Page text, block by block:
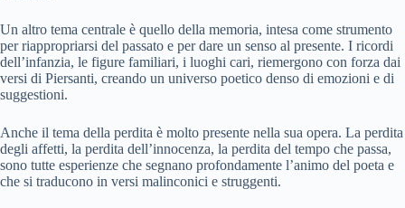
Un altro tema centrale è quello della memoria, intesa come strumento
per riappropriarsi del passato e per dare un senso al presente. I ricordi
dell’infanzia, le figure familiari, i luoghi cari, riemergono con forza dai
versi di Piersanti, creando un universo poetico denso di emozioni e di
suggestioni.
Anche il tema della perdita è molto presente nella sua opera. La perdita
degli affetti, la perdita dell’innocenza, la perdita del tempo che passa,
sono tutte esperienze che segnano profondamente l’animo del poeta e
che si traducono in versi malinconici e struggenti.